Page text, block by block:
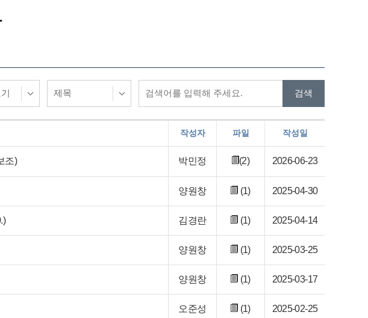
작성자 파일 작성일
조) 박민정 (2) 2026-06-23
양원창 (1) 2025-04-30
김경란 (1) 2025-04-14
양원창 (1) 2025-03-25
양원창 (1) 2025-03-17
오준성 (1) 2025-02-25